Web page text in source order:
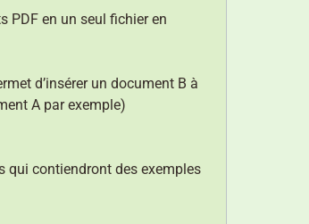
PDF en un seul fichier en
d’insérer un document B à
A par exemple)
qui contiendront des exemples